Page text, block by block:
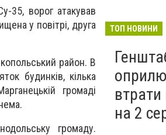
35, ворог атакував
у повітрі, друга
район. В
будинків, кілька
громаді
громаду.
ТОП НОВИНИ
на 2